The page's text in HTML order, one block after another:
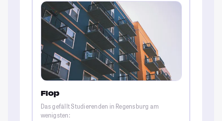
Flop
Das gefällt Studierenden in Regensburg am
wenigsten: